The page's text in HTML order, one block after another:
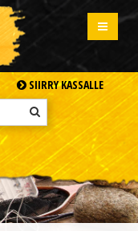
SIIRRY KASSALLE